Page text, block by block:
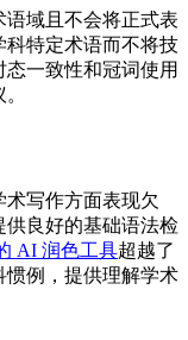
域且不会将正式表
科特定术语而不将技
一致性和冠词使用
写作方面表现欠
供良好的基础语法检
AI 润色工具超越了
惯例，提供理解学术